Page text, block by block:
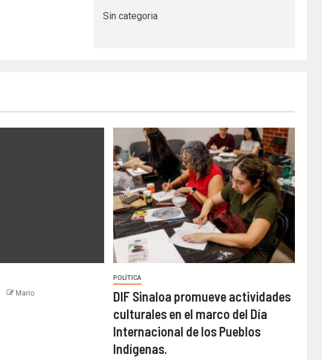
Sin categoria
Mario
POLÍTICA
DIF Sinaloa promueve actividades
culturales en el marco del Día
Internacional de los Pueblos
Indígenas.